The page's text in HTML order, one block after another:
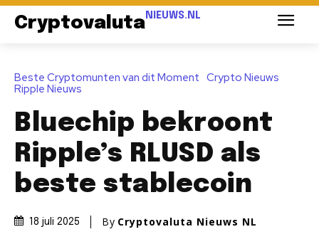
Cryptovaluta NIEUWS.NL
Beste Cryptomunten van dit Moment Crypto Nieuws
Ripple Nieuws
Bluechip bekroont
Ripple’s RLUSD als
beste stablecoin
18 juli 2025 By Cryptovaluta Nieuws NL